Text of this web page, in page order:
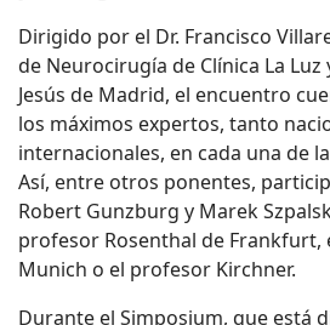
Dirigido por el Dr. Francisco
de Neurocirugía de Clínica La
Jesús de Madrid, el encuentro
los máximos expertos, tanto
internacionales, en cada una de
Así, entre otros ponentes,
Robert Gunzburg y Marek
profesor Rosenthal de Frankfurt,
Munich o el profesor Kirchner.
Durante el Simposium, que está